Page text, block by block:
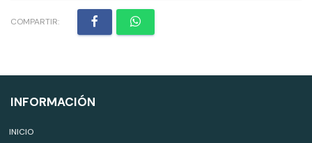
COMPARTIR:
INFORMACIÓN
INICIO